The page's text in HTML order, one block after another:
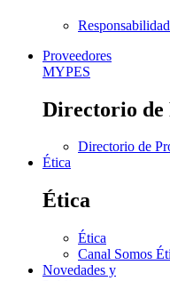
Proveedores
MYPES
Directorio de
Directorio de
Ética
Ética
Ética
Canal Somos
Novedades y